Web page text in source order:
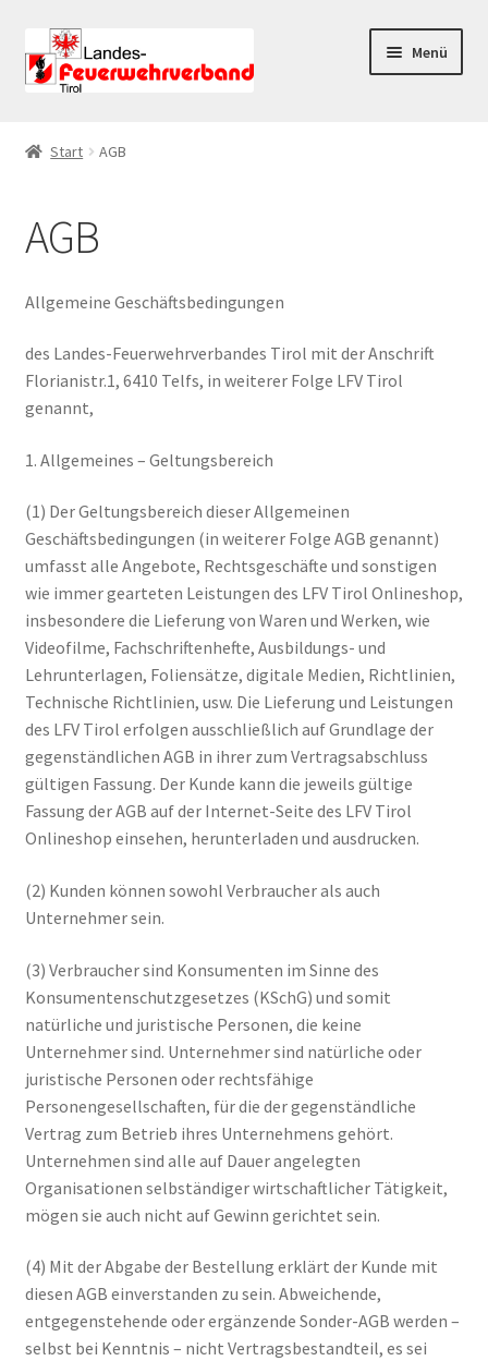
Navigation
springen
Zum
Inhalt
springen
Menü
Datenschutz
Datenschutzerklärung
Impressum
Kasse
Mein Konto
Versand und Zahlung
Warenkorb
Widerruf
Zahlungsarten
Start AGB
AGB
Allgemeine Geschäftsbedingungen
des Landes-Feuerwehrverbandes Tirol mit der Anschrift
Florianistr.1, 6410 Telfs, in weiterer Folge LFV Tirol
genannt,
1. Allgemeines – Geltungsbereich
(1) Der Geltungsbereich dieser Allgemeinen
Geschäftsbedingungen (in weiterer Folge AGB genannt)
umfasst alle Angebote, Rechtsgeschäfte und sonstigen
wie immer gearteten Leistungen des LFV Tirol Onlineshop,
insbesondere die Lieferung von Waren und Werken, wie
Videofilme, Fachschriftenhefte, Ausbildungs- und
Lehrunterlagen, Foliensätze, digitale Medien, Richtlinien,
Technische Richtlinien, usw. Die Lieferung und Leistungen
des LFV Tirol erfolgen ausschließlich auf Grundlage der
gegenständlichen AGB in ihrer zum Vertragsabschluss
gültigen Fassung. Der Kunde kann die jeweils gültige
Fassung der AGB auf der Internet-Seite des LFV Tirol
Onlineshop einsehen, herunterladen und ausdrucken.
(2) Kunden können sowohl Verbraucher als auch
Unternehmer sein.
(3) Verbraucher sind Konsumenten im Sinne des
Konsumentenschutzgesetzes (KSchG) und somit
natürliche und juristische Personen, die keine
Unternehmer sind. Unternehmer sind natürliche oder
juristische Personen oder rechtsfähige
Personengesellschaften, für die der gegenständliche
Vertrag zum Betrieb ihres Unternehmens gehört.
Unternehmen sind alle auf Dauer angelegten
Organisationen selbständiger wirtschaftlicher Tätigkeit,
mögen sie auch nicht auf Gewinn gerichtet sein.
(4) Mit der Abgabe der Bestellung erklärt der Kunde mit
diesen AGB einverstanden zu sein. Abweichende,
entgegenstehende oder ergänzende Sonder-AGB werden –
selbst bei Kenntnis – nicht Vertragsbestandteil, es sei